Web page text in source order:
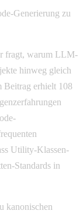
Generierung zu
fragt, warum LLM-
hinweg gleich
Beitrag erhielt 108
Utility-Klassen-
Standards in
kanonischen